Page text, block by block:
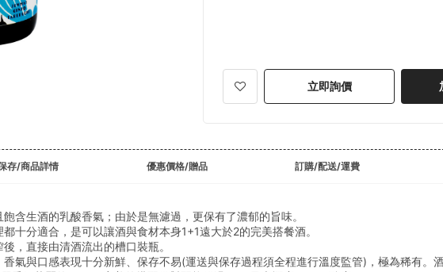
立即詢價
存/商品詳情 優惠價格/贈品 訂購/配送/運費
含生酒的乳酸香氣；由於是無濾過，更保有了濃郁的旨味。
十分適合，是可以讓酒與食材本身1+1遠大於2的完美搭餐酒。
，直接由清酒流出的槽口裝瓶。
氣與口感表現十分新鮮、保存不易(運送與保存過程須全程進行溫度監管)，極為稀有。